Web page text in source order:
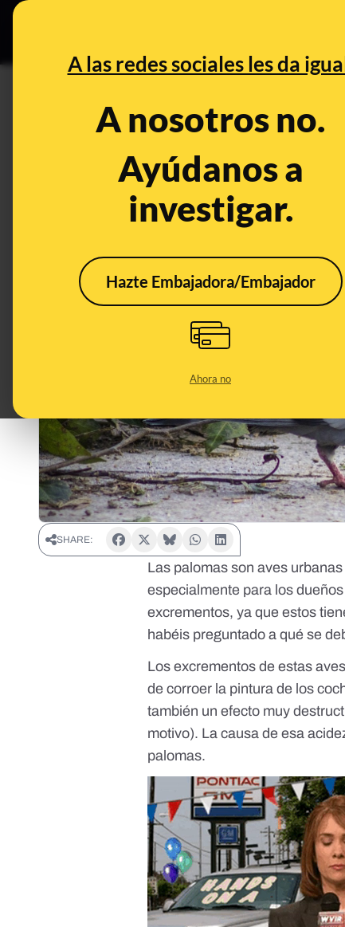
A las redes sociales les da
A nosotros no.
Ayúdanos a
investigar.
Hazte Embajadora/Embajador
Ahora no
Las acidez de las cacas de
de tu vehículo
Feb 2, 2020, 9:14:00 AM
SHARE:
Las palomas son aves
especialmente para los
excrementos, ya que estos
habéis preguntado a qué se
Los excrementos de estas
de corroer la pintura de los
también un efecto muy
motivo). La causa de esa
palomas.